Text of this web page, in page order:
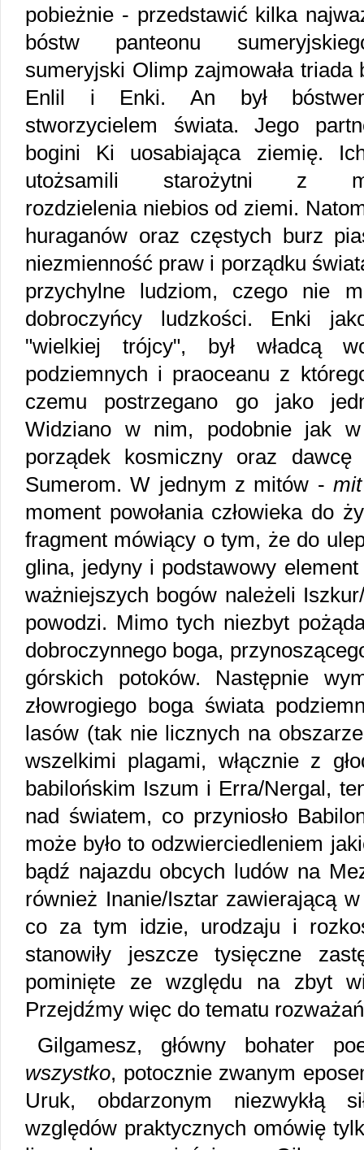
pobieżnie - przedstawić kilka
bóstw panteonu
sumeryjski Olimp zajmowała triada
Enlil i Enki. An był
stworzycielem świata. Jego
bogini Ki uosabiająca ziemię.
utożsamili starożytni z
rozdzielenia niebios od ziemi.
huraganów oraz częstych burz
niezmienność praw i porządku
przychylne ludziom, czego nie
dobroczyńcy ludzkości. Enki
"wielkiej trójcy", był władcą
podziemnych i praoceanu z
czemu postrzegano go jako
Widziano w nim, podobnie jak
porządek kosmiczny oraz
Sumerom. W jednym z mitów -
moment powołania człowieka do
fragment mówiący o tym, że do
glina, jedyny i podstawowy
ważniejszych bogów należeli
powodzi. Mimo tych niezbyt
dobroczynnego boga,
górskich potoków. Następnie
złowrogiego boga świata
lasów (tak nie licznych na
wszelkimi plagami, włącznie z
babilońskim Iszum i Erra/Nergal,
nad światem, co przyniosło
może było to odzwierciedleniem
bądź najazdu obcych ludów na
również Inanie/Isztar zawierającą
co za tym idzie, urodzaju i
stanowiły jeszcze tysięczne
pominięte ze względu na zbyt
Przejdźmy więc do tematu
Gilgamesz, główny bohater
wszystko, potocznie zwanym
Uruk, obdarzonym niezwykłą
względów praktycznych omówię